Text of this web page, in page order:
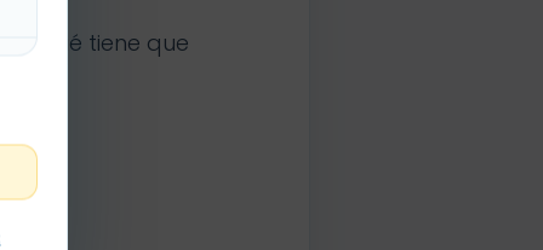
qué tiene que